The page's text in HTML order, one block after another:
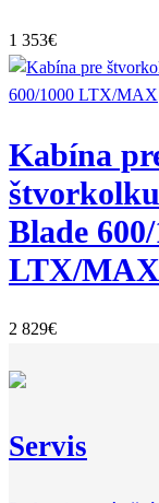
1 353€
Kabína
Blade
LTX/MAX
2 829€
Servis